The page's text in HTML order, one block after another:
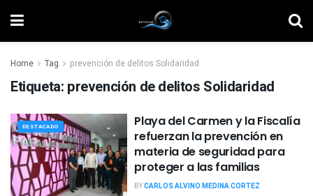
Home Tag prevención de delitos Solidaridad
Etiqueta: prevención de delitos Solidaridad
DESTACADO
Playa del Carmen y la Fiscalía
refuerzan la prevención en
materia de seguridad para
proteger a las familias
BYCARLOS ALVINO MEDINA CORTEZ